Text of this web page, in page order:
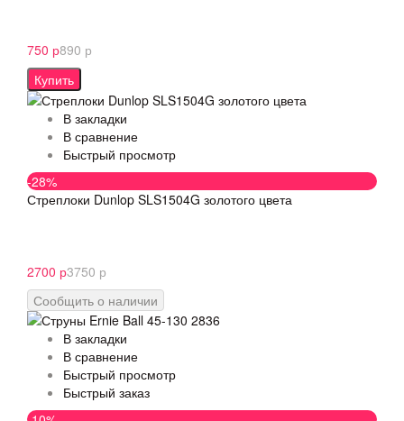
750 р890 р
Купить
В закладки
В сравнение
Быстрый просмотр
-28%
Стреплоки Dunlop SLS1504G золотого цвета
2700 р3750 р
Сообщить о наличии
В закладки
В сравнение
Быстрый просмотр
Быстрый заказ